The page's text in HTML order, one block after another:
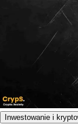
Inwestowanie i